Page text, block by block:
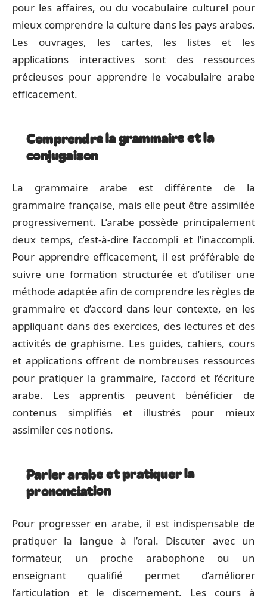
pour les affaires, ou du vocabulaire culturel pour
mieux comprendre la culture dans les pays arabes.
Les ouvrages, les cartes, les listes et les
applications interactives sont des ressources
précieuses pour apprendre le vocabulaire arabe
efficacement.
Comprendre la grammaire et la
conjugaison
La grammaire arabe est différente de la
grammaire française, mais elle peut être assimilée
progressivement. L’arabe possède principalement
deux temps, c’est-à-dire l’accompli et l’inaccompli.
Pour apprendre efficacement, il est préférable de
suivre une formation structurée et d’utiliser une
méthode adaptée afin de comprendre les règles de
grammaire et d’accord dans leur contexte, en les
appliquant dans des exercices, des lectures et des
activités de graphisme. Les guides, cahiers, cours
et applications offrent de nombreuses ressources
pour pratiquer la grammaire, l’accord et l’écriture
arabe. Les apprentis peuvent bénéficier de
contenus simplifiés et illustrés pour mieux
assimiler ces notions.
Parler arabe et pratiquer la
prononciation
Pour progresser en arabe, il est indispensable de
pratiquer la langue à l’oral. Discuter avec un
formateur, un proche arabophone ou un
enseignant qualifié permet d’améliorer
l’articulation et le discernement. Les cours à